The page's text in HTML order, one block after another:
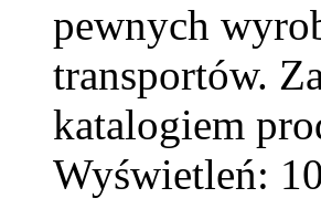
pewnych
transportów.
katalogiem
Wyświetleń: